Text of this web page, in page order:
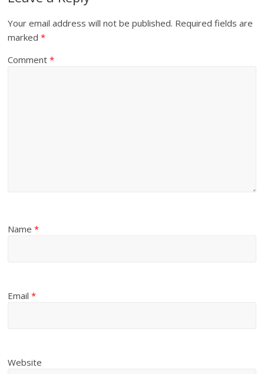
Your email address will not be published. Required fields are
marked*
Comment*
Name*
Email*
Website